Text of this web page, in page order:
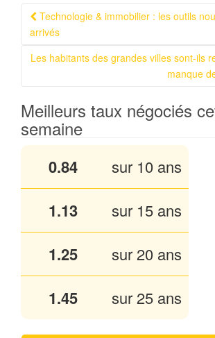
Navigation Article
Technologie & immobilier : les outils
arrivés
Les habitants des grandes villes sont-ils
manque
Meilleurs taux négociés
semaine
0.84 sur 10 ans
1.13 sur 15 ans
1.25 sur 20 ans
1.45 sur 25 ans